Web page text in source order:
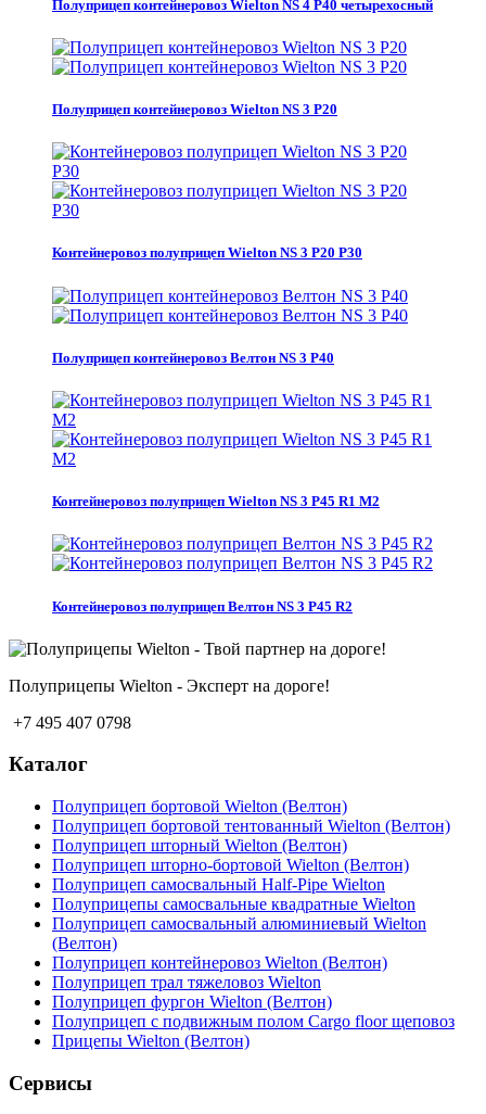
Полуприцеп контейнеровоз Wielton NS 4 P40 четырехосный
Полуприцеп контейнеровоз Wielton NS 3 P20
Контейнеровоз полуприцеп Wielton NS 3 P20 Р30
Полуприцеп контейнеровоз Велтон NS 3 P40
Контейнеровоз полуприцеп Wielton NS 3 P45 R1 M2
Контейнеровоз полуприцеп Велтон NS 3 P45 R2
Полуприцепы Wielton - Эксперт на дороге!
+7 495 407 0798
Каталог
Полуприцеп бортовой Wielton (Велтон)
Полуприцеп бортовой тентованный Wielton (Велтон)
Полуприцеп шторный Wielton (Велтон)
Полуприцеп шторно-бортовой Wielton (Велтон)
Полуприцеп самосвальный Half-Pipe Wielton
Полуприцепы самосвальные квадратные Wielton
Полуприцеп самосвальный алюминиевый Wielton
(Велтон)
Полуприцеп контейнеровоз Wielton (Велтон)
Полуприцеп трал тяжеловоз Wielton
Полуприцеп фургон Wielton (Велтон)
Полуприцеп с подвижным полом Cargo floor щеповоз
Прицепы Wielton (Велтон)
Сервисы